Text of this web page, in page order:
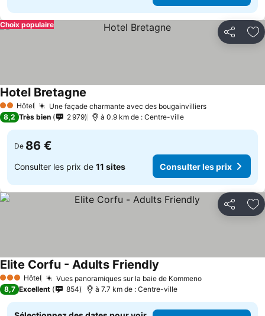
Partager
Choix populaire
2 Étoiles
Hôtel Une façade charmante avec des bougainvilliersConsulter
Hotel Bretagne
8,2 Très bien 2 979 à 0.9 km de : Centre-ville
De 86 €
Consulter les prix de 11 sites Consulter les prix
Partager
3 ÉtoilesHôtel Vues panoramiques sur la baie de KommenoConsulter les
Elite Corfu - Adults Friendly
8,7 Excellent 854 à 7.7 km de : Centre-ville